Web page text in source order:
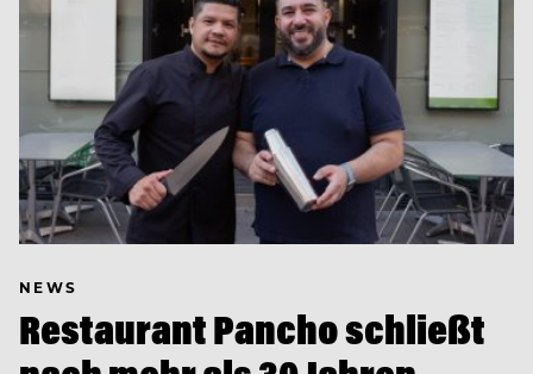
NEWS
Restaurant Pancho schließt